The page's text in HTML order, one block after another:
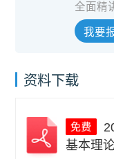
全面精
我要
资料下载
基本理